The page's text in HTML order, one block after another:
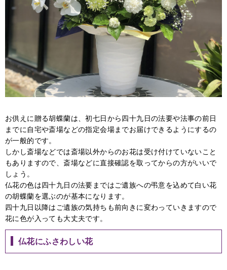
お供えに贈る胡蝶蘭は、初七日から四十九日の法要や法事の前日
までに自宅や斎場などの指定会場までお届けできるようにするの
が一般的です。
しかし斎場などでは斎場以外からのお花は受け付けていないこと
もありますので、斎場などに直接確認を取ってからの方がいいで
しょう。
仏花の色は四十九日の法要まではご遺族への弔意を込めて白い花
の胡蝶蘭を選ぶのが基本になります。
四十九日以降はご遺族の気持ちも前向きに変わっていきますので
花に色が入っても大丈夫です。
仏花にふさわしい花